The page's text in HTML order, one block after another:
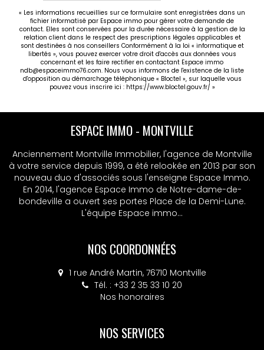
agence ESPACE IMMO - José WEYRIG au
02.35.76.96.23 !
« Les informations recueillies sur ce formulaire sont enregistrées dans un
fichier informatisé par Espace immo pour gérer votre demande de
contact. Elles sont conservées pour la durée nécessaire à la gestion de la
relation client dans le respect des prescriptions légales applicables et
sont destinées à nos conseillers Conformément à la loi « informatique et
libertés », vous pouvez exercer votre droit d'accès aux données vous
concernant et les faire rectifier en contactant Espace immo
ndb@espaceimmo76.com. Nous vous informons de l'existence de la liste
d'opposition au démarchage téléphonique « Bloctel », sur laquelle vous
pouvez vous inscrire ici : https://www.bloctel.gouv.fr/ »
ESPACE IMMO - MONTVILLE
Anciennement Montville Immobilier, l'agence de Montville
à votre service depuis 1999, a été relookée en 2013 par son
nouveau duo d'associés sous l'enseigne Espace Immo.
En 2014, l'agence Espace Immo de Notre-dame-de-
bondeville a ouvert ses portes Place de la Demi-Lune.
L'équipe Espace immo...
NOS COORDONNÉES
1 rue André Martin, 76710 Montville
Tél. : +33 2 35 33 10 20
Nos honoraires
NOS SERVICES